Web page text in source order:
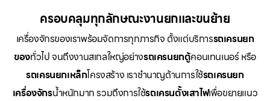
ครอบคลุมทุกลักษณะงานยกและขนย้าย
เครื่องจักรของเราพร้อมจัดการทุกภารกิจ ตั้งแต่บริการรถเครนยก
ของทั่วไป จนถึงงานสเกลใหญ่อย่างรถเครนยกตู้คอนเทนเนอร์ หรือ
รถเครนยกเหล็กโครงสร้าง เราชำนาญด้านการใช้รถเครนยก
เครื่องจักรน้ำหนักมาก รวมถึงการใช้รถเครนตั้งเสาไฟเพื่อขยายแนว